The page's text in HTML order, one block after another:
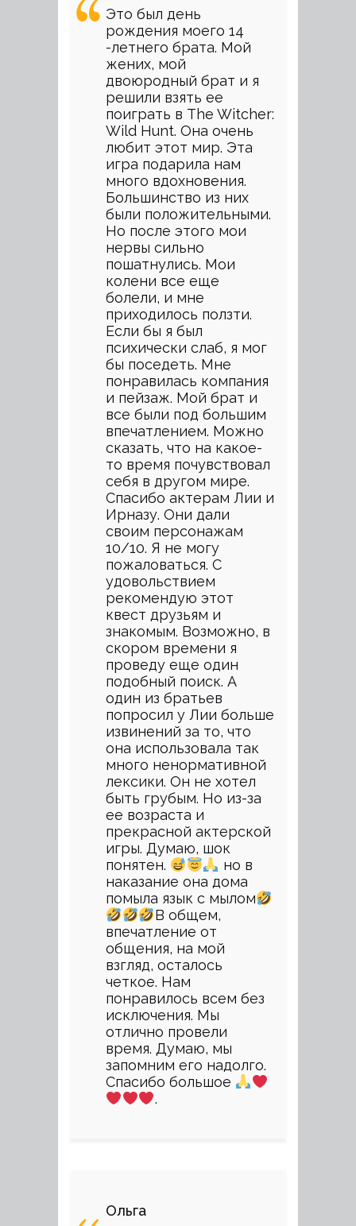
Это был день
рождения моего 14
-летнего брата. Мой
жених, мой
двоюродный брат и я
решили взять ее
поиграть в The Witcher:
Wild Hunt. Она очень
любит этот мир. Эта
игра подарила нам
много вдохновения.
Большинство из них
были положительными.
Но после этого мои
нервы сильно
пошатнулись. Мои
колени все еще
болели, и мне
приходилось ползти.
Если бы я был
психически слаб, я мог
бы поседеть. Мне
понравилась компания
и пейзаж. Мой брат и
все были под большим
впечатлением. Можно
сказать, что на какое-
то время почувствовал
себя в другом мире.
Спасибо актерам Лии и
Ирназу. Они дали
своим персонажам
10/10. Я не могу
пожаловаться. С
удовольствием
рекомендую этот
квест друзьям и
знакомым. Возможно, в
скором времени я
проведу еще один
подобный поиск. А
один из братьев
попросил у Лии больше
извинений за то, что
она использовала так
много ненормативной
лексики. Он не хотел
быть грубым. Но из-за
ее возраста и
прекрасной актерской
игры. Думаю, шок
понятен.
но в
наказание она дома
помыла язык с мылом
В общем,
впечатление от
общения, на мой
взгляд, осталось
четкое. Нам
понравилось всем без
исключения. Мы
отлично провели
время. Думаю, мы
запомним его надолго.
Спасибо большое
.
Ольга